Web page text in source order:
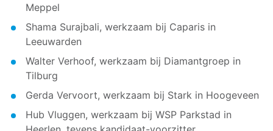
Meppel
Shama Surajbali, werkzaam bij Caparis in
Leeuwarden
Walter Verhoof, werkzaam bij Diamantgroep in
Tilburg
Gerda Vervoort, werkzaam bij Stark in Hoogeveen
Hub Vluggen, werkzaam bij WSP Parkstad in